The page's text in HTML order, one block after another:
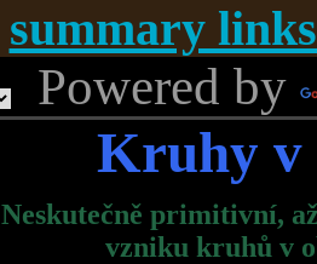
summary
Powered by
Kruhy v
Neskutečně primitivní,
vzniku kruhů v